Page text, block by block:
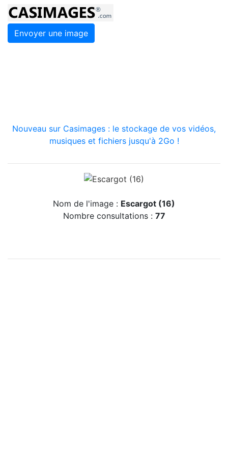
Envoyer une image
Nouveau sur Casimages : le stockage de vos vidéos,
musiques et fichiers jusqu'à 2Go !
Nom de l'image : Escargot (16)
Nombre consultations : 77